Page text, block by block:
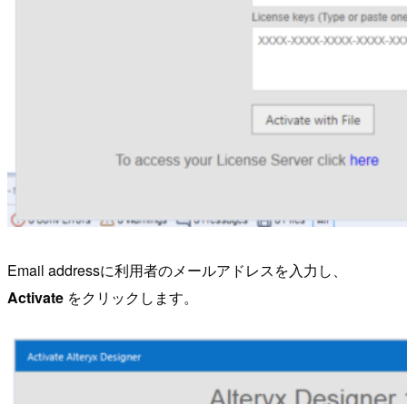
Email addressに利用者のメールアドレスを入力し、
Activate をクリックします。